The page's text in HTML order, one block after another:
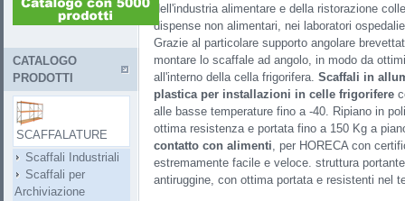
dell'industria alimentare e della ristorazione
dispense non alimentari, nei laboratori
Grazie al particolare supporto angolare
montare lo scaffale ad angolo, in modo da
all'interno della cella frigorifera. Scaffali in
plastica per installazioni in celle frigorifere
alle basse temperature fino a -40. Ripiano in
ottima resistenza e portata fino a 150 Kg a
contatto con alimenti, per HORECA con
estremamente facile e veloce. struttura
antiruggine, con ottima portata e resistenti nel
CATALOGO
PRODOTTI
SCAFFALATURE
Scaffali Industriali
Scaffali per
Archiviazione